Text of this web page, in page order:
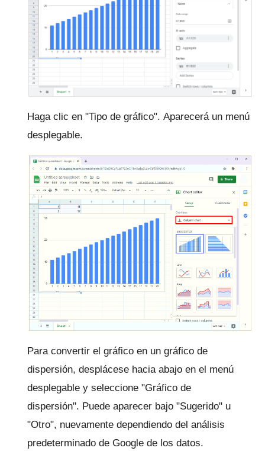
Haga clic en "Tipo de gráfico". Aparecerá un menú
desplegable.
Para convertir el gráfico en un gráfico de
dispersión, desplácese hacia abajo en el menú
desplegable y seleccione "Gráfico de
dispersión". Puede aparecer bajo "Sugerido" u
"Otro", nuevamente dependiendo del análisis
predeterminado de Google de los datos.